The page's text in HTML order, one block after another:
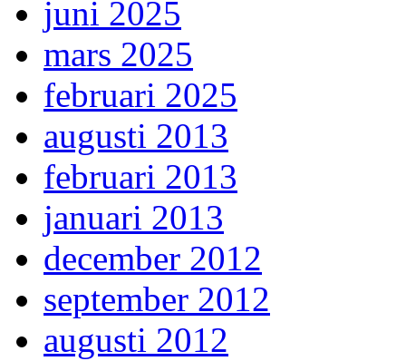
juni 2025
mars 2025
februari 2025
augusti 2013
februari 2013
januari 2013
december 2012
september 2012
augusti 2012